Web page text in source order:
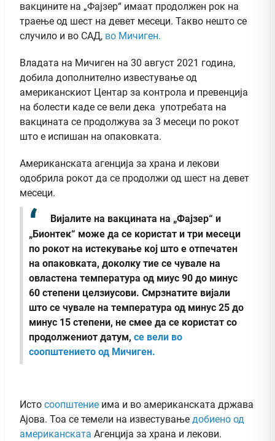
вакцините на „Фајзер“ имаат продолжен рок на
траење од шест на девет месеци. Такво нешто се
случило и во САД, во Мичиген.
Владата на Мичиген на 30 август 2021 година,
добила дополнително известување од
американскиот Центар за контрола и превенција
на болести каде се вели дека употребата на
вакцината се продолжува за 3 месеци по рокот
што е испишан на опаковката.
Американската агенција за храна и лекови
одобрила рокот да се продолжи од шест на девет
месеци.
Вијалите на вакцината на „Фајзер“ и
„Бионтек“ може да се користат и три месеци
по рокот на истекување кој што е отпечатен
на опаковката, доколку тие се чувале на
овластена температура од миус 90 до минус
60 степени целзиусови. Смрзнатите вијали
што се чувале на температура од минус 25 до
минус 15 степени, не смее да се користат со
продолжениот датум, се вели во
соопштението од Мичиген.
Исто соопштение има и во американската држава
Ајова. Тоа се темели на известување добиено од
американската Агенција за храна и лекови.